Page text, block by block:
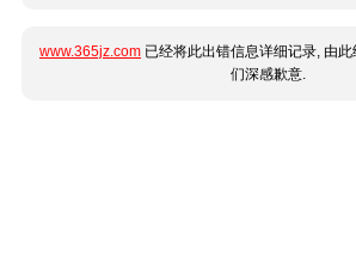
www.365jz.com 已经将此出错信息详细记录, 由
们深感歉意.